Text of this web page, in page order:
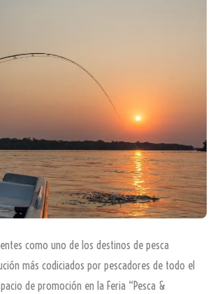
como uno de los destinos de pesca
más codiciados por pescadores de todo el
de promoción en la Feria “Pesca &